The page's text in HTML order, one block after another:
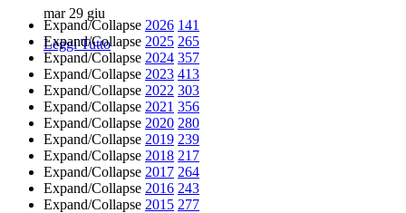
mar 29 giu
Leggi Tutto
Expand/Collapse 2026 141
Expand/Collapse 2025 265
Expand/Collapse 2024 357
Expand/Collapse 2023 413
Expand/Collapse 2022 303
Expand/Collapse 2021 356
Expand/Collapse 2020 280
Expand/Collapse 2019 239
Expand/Collapse 2018 217
Expand/Collapse 2017 264
Expand/Collapse 2016 243
Expand/Collapse 2015 277